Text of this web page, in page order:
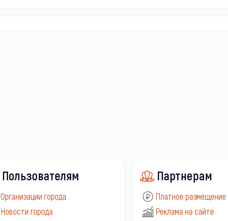
Пользователям
Организации города
Новости города
Партнерам
Платное размещение
Реклама на сайте